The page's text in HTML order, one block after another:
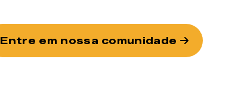
Entre em nossa comunidade